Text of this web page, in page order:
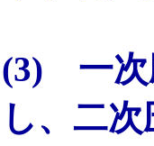
(3) 一次
し、二